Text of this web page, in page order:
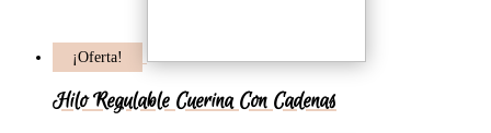
¡Oferta!
Hilo Regulable Cuerina Con Cadenas